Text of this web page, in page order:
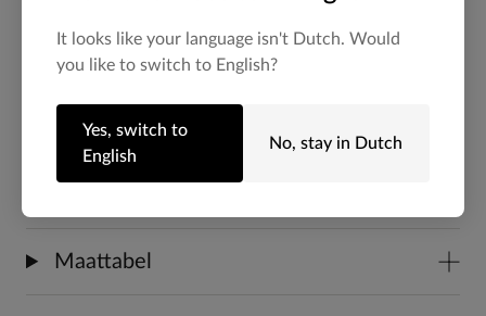
verzorging en bescherming de
Maattabel
It looks like your language isn't Dutch. Would
you like to switch to English?
Yes, switch to
English
No, stay in Dutch